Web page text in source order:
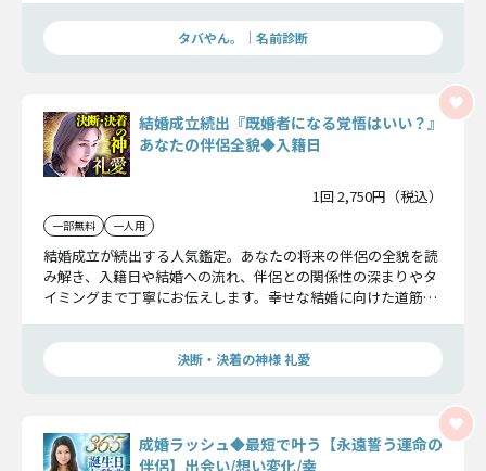
す。
タバやん。｜名前診断
結婚成立続出『既婚者になる覚悟はいい？』
あなたの伴侶全貌◆入籍日
1回 2,750円（税込）
一部無料 一人用
結婚成立が続出する人気鑑定。あなたの将来の伴侶の全貌を読
み解き、入籍日や結婚への流れ、伴侶との関係性の深まりやタ
イミングまで丁寧にお伝えします。幸せな結婚に向けた道筋を
決断・決着の神様 礼愛
成婚ラッシュ◆最短で叶う【永遠誓う運命の
伴侶】出会い/想い変化/幸